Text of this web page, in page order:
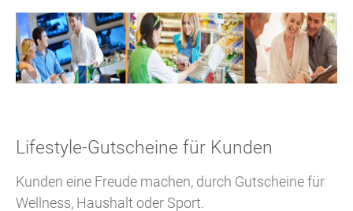
Lifestyle-Gutscheine für Kunden
Kunden eine Freude machen, durch Gutscheine für
Wellness, Haushalt oder Sport.